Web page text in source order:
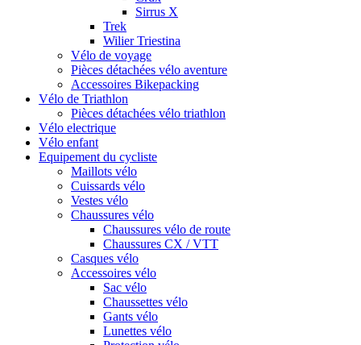
Sirrus X
Trek
Wilier Triestina
Vélo de voyage
Pièces détachées vélo aventure
Accessoires Bikepacking
Vélo de Triathlon
Pièces détachées vélo triathlon
Vélo electrique
Vélo enfant
Equipement du cycliste
Maillots vélo
Cuissards vélo
Vestes vélo
Chaussures vélo
Chaussures vélo de route
Chaussures CX / VTT
Casques vélo
Accessoires vélo
Sac vélo
Chaussettes vélo
Gants vélo
Lunettes vélo